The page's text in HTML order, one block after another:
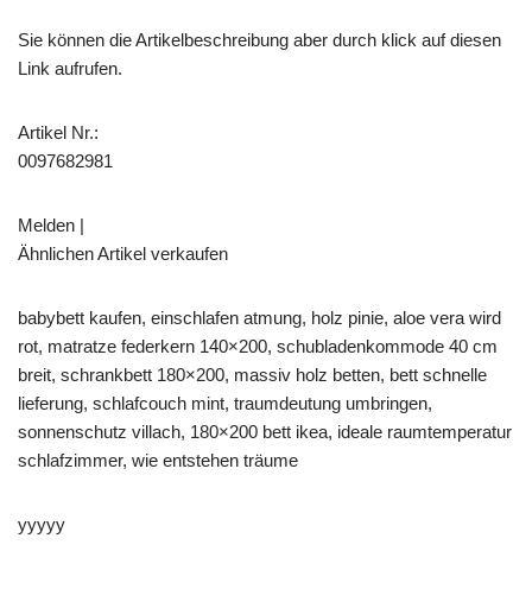
Sie können die Artikelbeschreibung aber durch klick auf diesen
Link aufrufen.
Artikel Nr.:
0097682981
Melden |
Ähnlichen Artikel verkaufen
babybett kaufen, einschlafen atmung, holz pinie, aloe vera wird
rot, matratze federkern 140×200, schubladenkommode 40 cm
breit, schrankbett 180×200, massiv holz betten, bett schnelle
lieferung, schlafcouch mint, traumdeutung umbringen,
sonnenschutz villach, 180×200 bett ikea, ideale raumtemperatur
schlafzimmer, wie entstehen träume
yyyyy